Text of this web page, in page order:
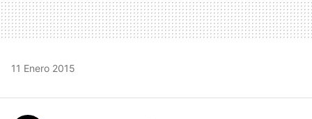
11 Enero 2015